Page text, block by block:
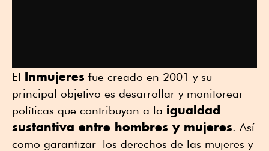
El Inmujeres fue creado en 2001 y su
principal objetivo es desarrollar y monitorear
políticas que contribuyan a la igualdad
sustantiva entre hombres y mujeres. Así
como garantizar los derechos de las mujeres y